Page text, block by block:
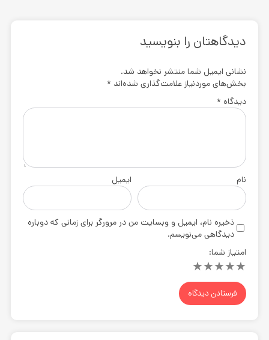
دیدگاهتان را بنویسید
نشانی ایمیل شما منتشر نخواهد شد.
بخش‌های موردنیاز علامت‌گذاری شده‌اند *
دیدگاه *
نام ایمیل
ذخیره نام، ایمیل و وبسایت من در مرورگر برای زمانی که دوباره
دیدگاهی می‌نویسم.
امتیاز شما:
★
★
★
★
★